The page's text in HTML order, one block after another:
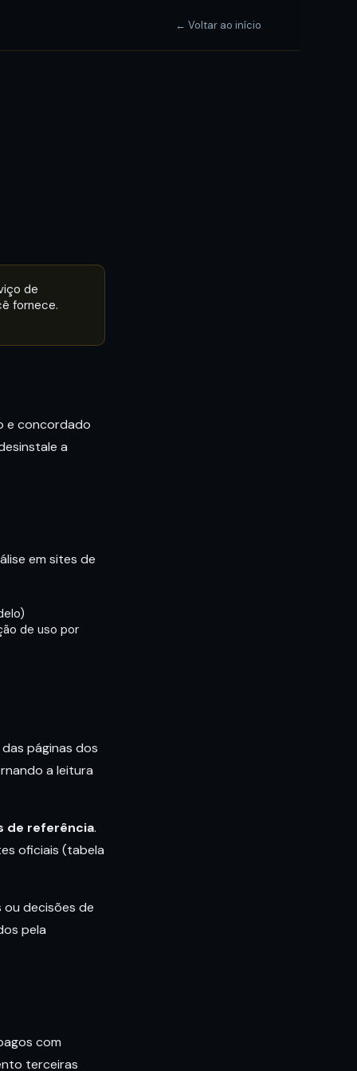
← Voltar ao início
de
fornece.
e concordado
a
em sites de
de uso por
páginas dos
a leitura
de referência.
oficiais (tabela
ou decisões de
pela
com
terceiras